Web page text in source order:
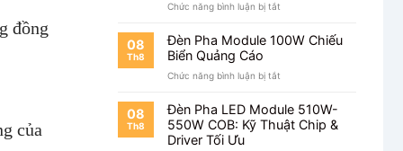
đồng
của
Tiền
Chức năng bình luận bị tắt
Pha
Module
Xanh
08
Th8
Đèn Pha Module 100W Chiếu
Biển Quảng Cáo
Chức năng bình luận bị tắt
Pha
Module
100W
08
Th8
Đèn Pha LED Module 510W-
550W COB: Kỹ Thuật Chip &
Driver Tối Ưu